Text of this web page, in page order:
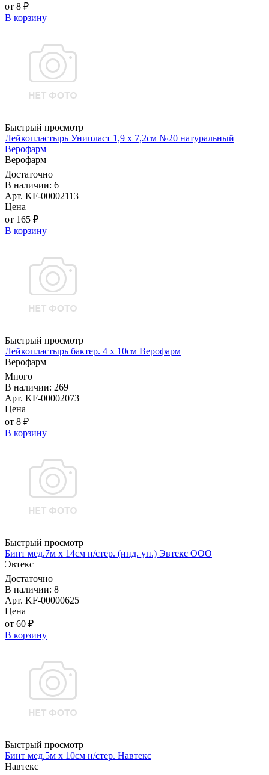
от 8 ₽
В корзину
Быстрый просмотр
Лейкопластырь Унипласт 1,9 х 7,2см №20 натуральный
Верофарм
Верофарм
Достаточно
В наличии: 6
Арт. KF-00002113
Цена
от 165 ₽
В корзину
Быстрый просмотр
Лейкопластырь бактер. 4 х 10см Верофарм
Верофарм
Много
В наличии: 269
Арт. KF-00002073
Цена
от 8 ₽
В корзину
Быстрый просмотр
Бинт мед.7м х 14см н/стер. (инд. уп.) Эвтекс ООО
Эвтекс
Достаточно
В наличии: 8
Арт. KF-00000625
Цена
от 60 ₽
В корзину
Быстрый просмотр
Бинт мед.5м х 10см н/стер. Навтекс
Навтекс